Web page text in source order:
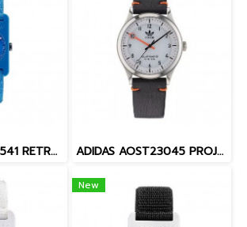
ADIDAS AOST22541 RETRO POP ONE นาฬิกาข้อมือผู้หญิง ADIDAS AOST23045 PROJECT ONE STEEL ( Solar ) นาฬิกาข้อมือ Unisex
New